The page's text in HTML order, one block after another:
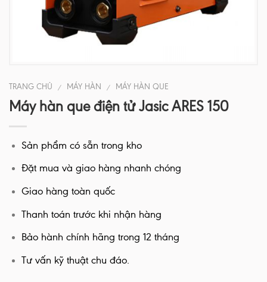
TRANG CHỦ / MÁY HÀN / MÁY HÀN QUE
Máy hàn que điện tử Jasic ARES 150
Sản phẩm có sẵn trong kho
Đặt mua và giao hàng nhanh chóng
Giao hàng toàn quốc
Thanh toán trước khi nhận hàng
Bảo hành chính hãng trong 12 tháng
Tư vấn kỹ thuật chu đáo.